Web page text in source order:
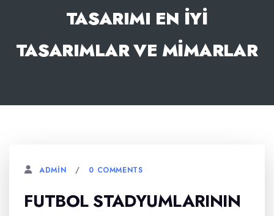
TASARIMI EN İYI
TASARIMLAR VE MIMARLAR
ADMIN 0 COMMENTS
FUTBOL STADYUMLARININ